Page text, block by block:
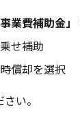
業費補助金」
せ補助
償却を選択
い。